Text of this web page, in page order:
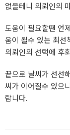
없을테니 의뢰인의
도움이 필요할땐 언
움이 될수 있는 최선
의뢰인의 선택에 후
끝으로 날씨가 선선
씨가 이어질수 있으
랍니다.